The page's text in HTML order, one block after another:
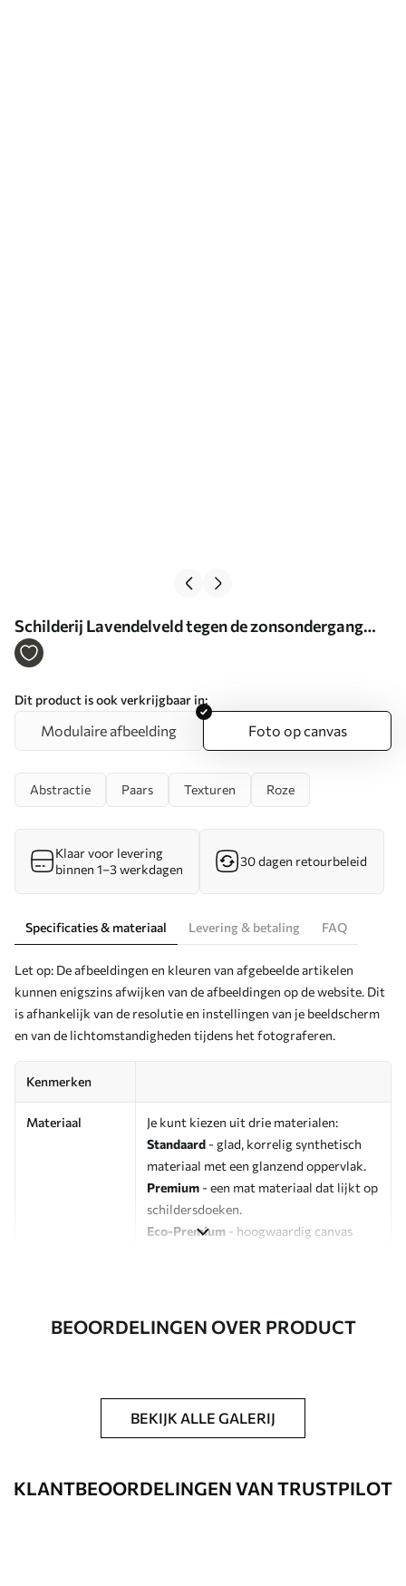
Schilderij Lavendelveld tegen de zonsondergang
Art. s47111
Dit product is ook verkrijgbaar in:
Modulaire afbeelding Foto op canvas
Abstractie Paars Texturen Roze
Klaar voor levering
binnen 1–3 werkdagen
30 dagen retourbeleid
Specificaties & materiaal Levering & betaling FAQ
Let op: De afbeeldingen en kleuren van afgebeelde artikelen
kunnen enigszins afwijken van de afbeeldingen op de website. Dit
is afhankelijk van de resolutie en instellingen van je beeldscherm
en van de lichtomstandigheden tijdens het fotograferen.
Kenmerken
Materiaal
Je kunt kiezen uit drie materialen:
Standaard - glad, korrelig synthetisch
materiaal met een glanzend oppervlak.
Premium - een mat materiaal dat lijkt op
schildersdoeken.
Eco-Premium - hoogwaardig canvas
Artikelnummer s47111
Beschikbare materialen
Standaard
BEOORDELINGEN OVER PRODUCT
BEKIJK ALLE GALERIJ
KLANTBEOORDELINGEN VAN TRUSTPILOT